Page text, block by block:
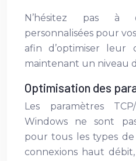
N’hésitez pas à
personnalisées pour
afin d’optimiser leur
maintenant un niveau
Optimisation des
Les paramètres
Windows ne sont
pour tous les types
connexions haut